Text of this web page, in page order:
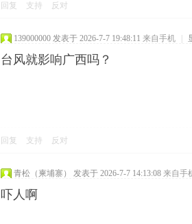
回复 支持 反对
139000000 发表于 2026-7-7 19:48:11 来自手机
台风就影响广西吗？
回复 支持 反对
青松（柬埔寨） 发表于 2026-7-7 14:13:08 来自手
吓人啊